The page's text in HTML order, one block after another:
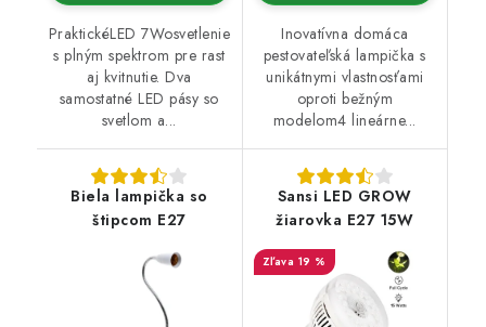
PraktickéLED 7Wosvetlenie
s plným spektrom pre rast
aj kvitnutie. Dva
samostatné LED pásy so
svetlom a...
Inovatívna domáca
pestovateľská lampička s
unikátnymi vlastnosťami
oproti bežným
modelom4 lineárne...
Biela lampička so
štipcom E27
Sansi LED GROW
žiarovka E27 15W
19 %